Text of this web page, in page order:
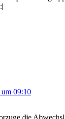
09:10
die